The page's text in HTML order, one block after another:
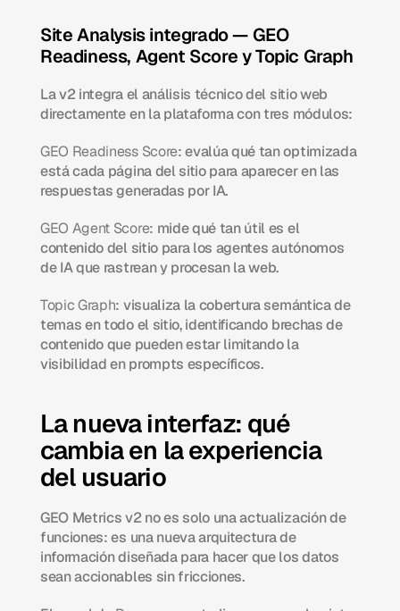
Site Analysis integrado — GEO
Readiness, Agent Score y Topic Graph
La v2 integra el análisis técnico del sitio web
directamente en la plataforma con tres módulos:
GEO Readiness Score: evalúa qué tan optimizada
está cada página del sitio para aparecer en las
respuestas generadas por IA.
GEO Agent Score: mide qué tan útil es el
contenido del sitio para los agentes autónomos
de IA que rastrean y procesan la web.
Topic Graph: visualiza la cobertura semántica de
temas en todo el sitio, identificando brechas de
contenido que pueden estar limitando la
visibilidad en prompts específicos.
La nueva interfaz: qué
cambia en la experiencia
del usuario
GEO Metrics v2 no es solo una actualización de
funciones: es una nueva arquitectura de
información diseñada para hacer que los datos
sean accionables sin fricciones.